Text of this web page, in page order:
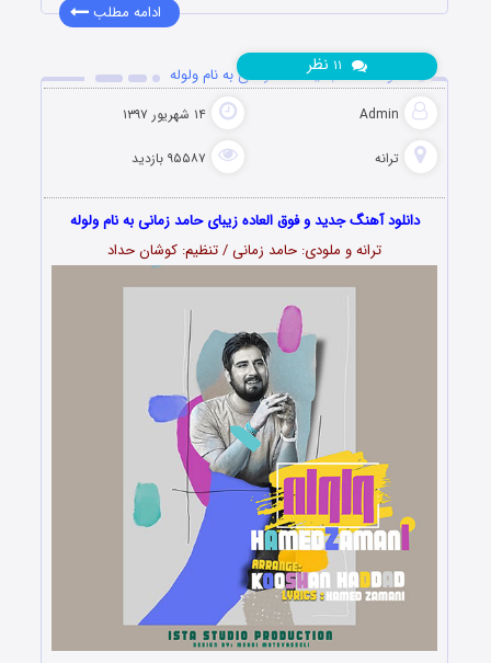
ادامه مطلب
دانلود آهنگ جدید حامد زمانی به نام ولوله
Admin ۱۴ شهریور ۱۳۹۷
ترانه ۹۵۵۸۷ بازدید
نظر
دانلود آهنگ جدید و فوق العاده زیبای حامد زمانی به نام ولوله
ترانه و ملودی: حامد زمانی / تنظیم: کوشان حداد